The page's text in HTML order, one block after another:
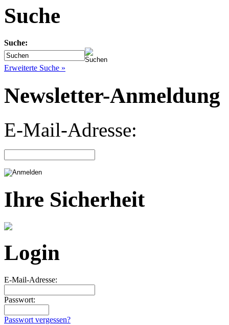
Suche
Suche:
Erweiterte Suche »
Newsletter-Anmeldung
E-Mail-Adresse:
Ihre Sicherheit
Login
E-Mail-Adresse:
Passwort:
Passwort vergessen?